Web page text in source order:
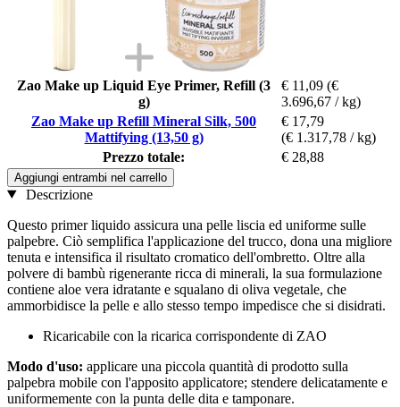
Zao Make up Liquid Eye Primer, Refill (3
g)
€ 11,09 (€
3.696,67 / kg)
Zao Make up Refill Mineral Silk, 500
Mattifying (13,50 g)
€ 17,79
(€ 1.317,78 / kg)
Prezzo totale:
€ 28,88
Aggiungi entrambi nel carrello
Descrizione
Questo primer liquido assicura una pelle liscia ed uniforme sulle
palpebre. Ciò semplifica l'applicazione del trucco, dona una migliore
tenuta e intensifica il risultato cromatico dell'ombretto. Oltre alla
polvere di bambù rigenerante ricca di minerali, la sua formulazione
contiene aloe vera idratante e squalano di oliva vegetale, che
ammorbidisce la pelle e allo stesso tempo impedisce che si disidrati.
Ricaricabile con la ricarica corrispondente di ZAO
Modo d'uso: applicare una piccola quantità di prodotto sulla
palpebra mobile con l'apposito applicatore; stendere delicatamente e
uniformemente con la punta delle dita e tamponare.